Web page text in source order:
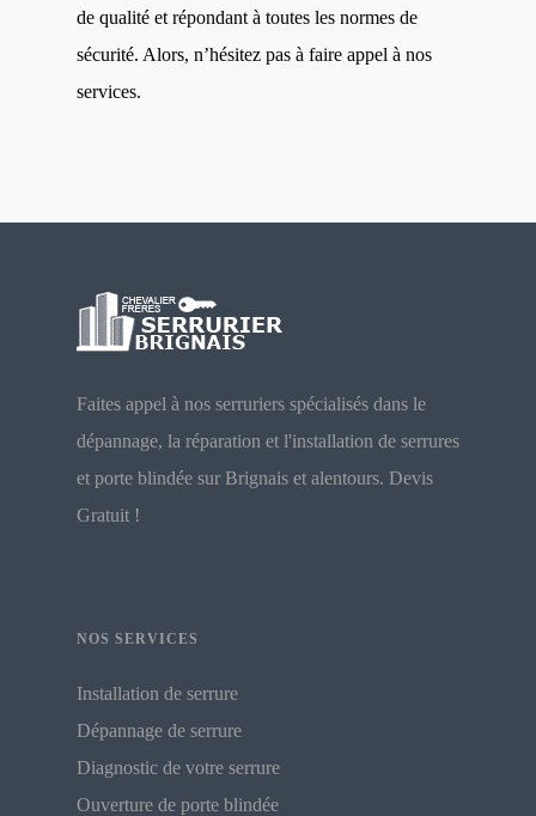
de qualité et répondant à toutes les normes de
sécurité. Alors, n’hésitez pas à faire appel à nos
services.
Faites appel à nos serruriers spécialisés dans le
dépannage, la réparation et l'installation de serrures
et porte blindée sur Brignais et alentours. Devis
Gratuit !
NOS SERVICES
Installation de serrure
Dépannage de serrure
Diagnostic de votre serrure
Ouverture de porte blindée